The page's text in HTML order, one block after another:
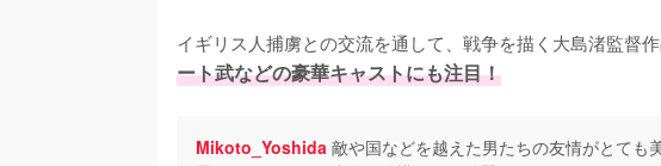
イギリス人捕虜との交流を通して、戦争を描く大島渚監督作
ート武などの豪華キャストにも注目！
Mikoto_Yoshida 敵や国などを越えた男たちの友情がとても